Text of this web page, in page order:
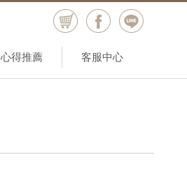
心得推薦 客服中心